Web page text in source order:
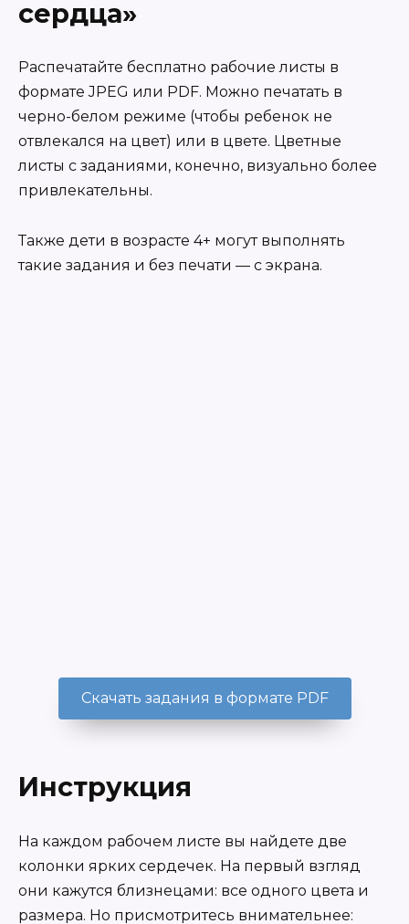
сердца»
Распечатайте бесплатно рабочие листы в
формате JPEG или PDF. Можно печатать в
черно-белом режиме (чтобы ребенок не
отвлекался на цвет) или в цвете. Цветные
листы с заданиями, конечно, визуально более
привлекательны.
Также дети в возрасте 4+ могут выполнять
такие задания и без печати — с экрана.
Скачать задания в формате PDF
Инструкция
На каждом рабочем листе вы найдете две
колонки ярких сердечек. На первый взгляд
они кажутся близнецами: все одного цвета и
размера. Но присмотритесь внимательнее: